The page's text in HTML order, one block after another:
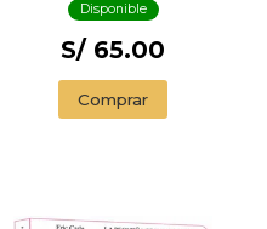
Disponible
S/ 65.00
Comprar